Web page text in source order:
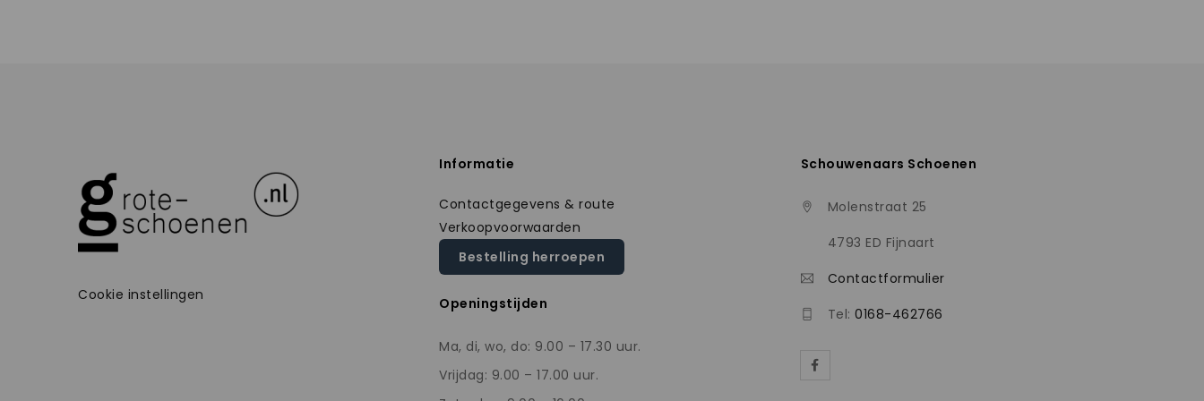
Cookie instellingen
Informatie
Contactgegevens & route
Verkoopvoorwaarden
Bestelling herroepen
Openingstijden
Ma, di, wo, do: 9.00 – 17.30 uur.
Vrijdag: 9.00 – 17.00 uur.
Schouwenaars Schoenen
Molenstraat 25
4793 ED Fijnaart
Contactformulier
Tel:0168-462766